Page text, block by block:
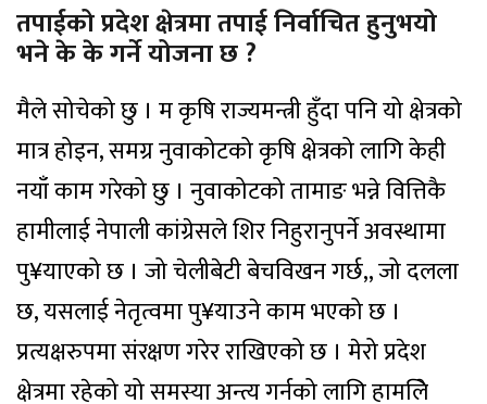
तपाईको प्रदेश क्षेत्रमा तपाई निर्वाचित हुनुभयो
भने के के गर्ने योजना छ ?
मैले सोचेको छु । म कृषि राज्यमन्त्री हुँदा पनि यो क्षेत्रको
मात्र होइन, समग्र नुवाकोटको कृषि क्षेत्रको लागि केही
नयाँ काम गरेको छु । नुवाकोटको तामाङ भन्ने वित्तिकै
हामीलाई नेपाली कांग्रेसले शिर निहुरानुपर्ने अवस्थामा
पु¥याएको छ । जो चेलीबेटी बेचविखन गर्छ,, जो दलला
छ, यसलाई नेतृत्वमा पु¥याउने काम भएको छ ।
प्रत्यक्षरुपमा संरक्षण गरेर राखिएको छ । मेरो प्रदेश
क्षेत्रमा रहेको यो समस्या अन्त्य गर्नको लागि हामलिे